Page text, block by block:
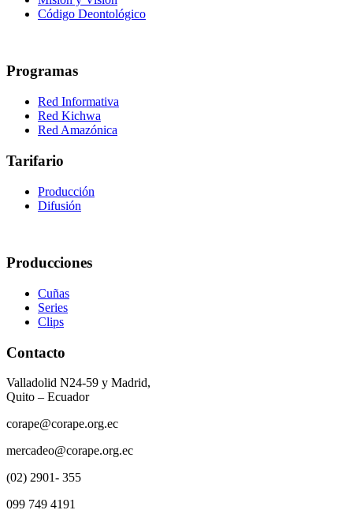
Código Deontológico
Programas
Red Informativa
Red Kichwa
Red Amazónica
Tarifario
Producción
Difusión
Producciones
Cuñas
Series
Clips
Contacto
Valladolid N24-59 y Madrid,
Quito – Ecuador
corape@corape.org.ec
mercadeo@corape.org.ec
(02) 2901- 355
099 749 4191